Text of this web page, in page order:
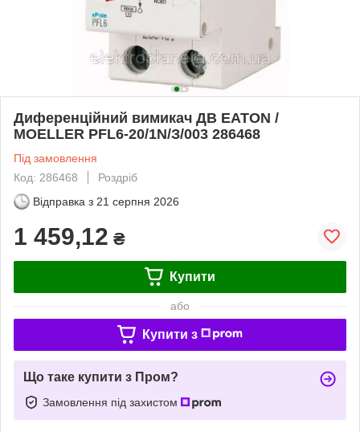
Диференційний вимикач ДВ EATON /
MOELLER PFL6-20/1N/З/003 286468
Під замовлення
Код: 286468
Роздріб
Відправка з 21 серпня 2026
1 459,12 ₴
Купити
або
Купити з
Що таке купити з Пром?
Замовлення під захистом